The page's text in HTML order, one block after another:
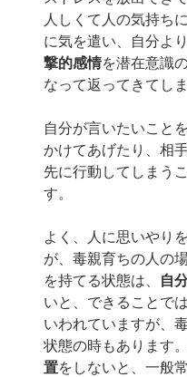
人しくて人の気持ち
に気を遣い、自分よ
撃的感情を潜在意識
なって返ってきてし
自分が言いたいこと
かけてあげたり、相
先に行動してしまうこ
す。
よく、人に思いやり
が、毒親育ちの人の
を持てる状態は、
自
いと、できることで
いわれていますが、
状態の時もあります
置をしないと、一般